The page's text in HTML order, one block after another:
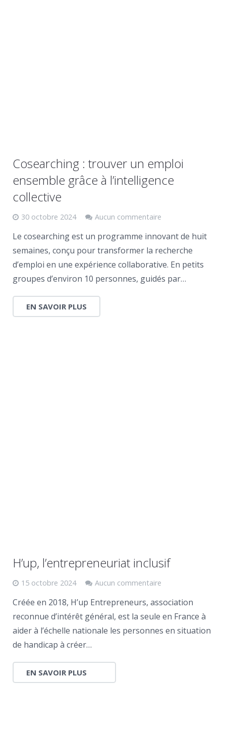
Cosearching : trouver un emploi
ensemble grâce à l’intelligence
collective
30 octobre 2024 Aucun commentaire
Le cosearching est un programme innovant de huit
semaines, conçu pour transformer la recherche
d’emploi en une expérience collaborative. En petits
groupes d’environ 10 personnes, guidés par…
EN SAVOIR PLUS
H’up, l’entrepreneuriat inclusif
15 octobre 2024 Aucun commentaire
Créée en 2018, H’up Entrepreneurs, association
reconnue d’intérêt général, est la seule en France à
aider à l’échelle nationale les personnes en situation
de handicap à créer…
EN SAVOIR PLUS